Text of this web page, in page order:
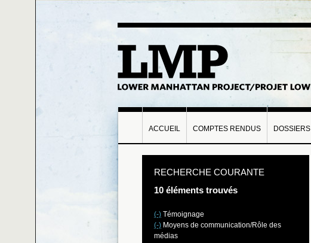
ACCUEIL COMPTES RENDUS DOSSIERS
RECHERCHE COURANTE
10 éléments trouvés
(-) Témoignage
(-) Moyens de communication/Rôle des
médias